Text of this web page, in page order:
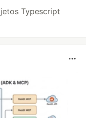
Typescript